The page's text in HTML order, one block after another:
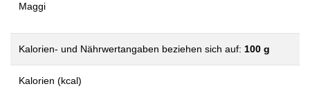
Maggi
Kalorien- und Nährwertangaben beziehen sich auf: 100 g
Kalorien (kcal)